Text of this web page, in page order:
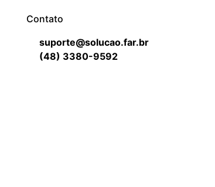
Contato
suporte@solucao.far.br
(48) 3380-9592